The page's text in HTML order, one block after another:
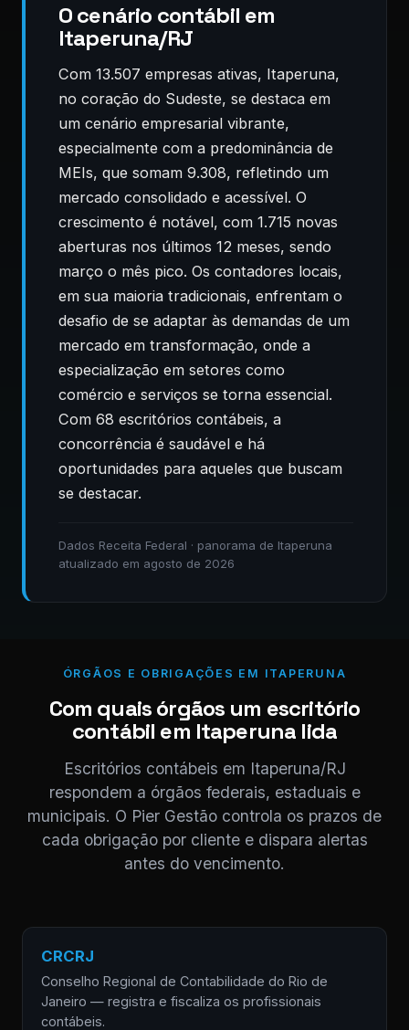
O cenário contábil em
Itaperuna/RJ
Com 13.507 empresas ativas, Itaperuna,
no coração do Sudeste, se destaca em
um cenário empresarial vibrante,
especialmente com a predominância de
MEIs, que somam 9.308, refletindo um
mercado consolidado e acessível. O
crescimento é notável, com 1.715 novas
aberturas nos últimos 12 meses, sendo
março o mês pico. Os contadores locais,
em sua maioria tradicionais, enfrentam o
desafio de se adaptar às demandas de um
mercado em transformação, onde a
especialização em setores como
comércio e serviços se torna essencial.
Com 68 escritórios contábeis, a
concorrência é saudável e há
oportunidades para aqueles que buscam
se destacar.
Dados Receita Federal · panorama de Itaperuna
atualizado em agosto de 2026
ÓRGÃOS E OBRIGAÇÕES EM ITAPERUNA
Com quais órgãos um escritório
contábil em Itaperuna lida
Escritórios contábeis em Itaperuna/RJ
respondem a órgãos federais, estaduais e
municipais. O Pier Gestão controla os prazos de
cada obrigação por cliente e dispara alertas
antes do vencimento.
CRCRJ
Conselho Regional de Contabilidade do Rio de
Janeiro — registra e fiscaliza os profissionais
contábeis.